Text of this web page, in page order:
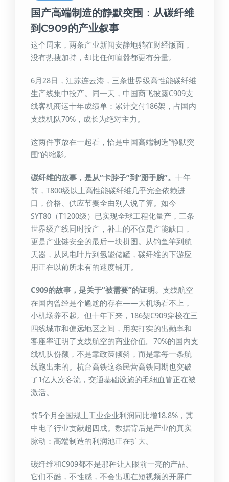
国产高端制造的静默突围：从碳纤维
到C909的产业叙事
这个周末，两条产业新闻安静地躺在财经版面，
没有热搜加持，却比任何喧嚣都更有分量。
6月28日，江苏连云港，三条世界级高性能碳纤维
生产线集中投产。同一天，中国商飞披露C909支
线客机商运十年成绩单：累计交付186架，占国内
支线机队70%，成长为绝对主力。
这两件事放在一起看，恰是中国高端制造”静默突
围”的缩影。
碳纤维的故事，是从”卡脖子”到”掰手腕”。 十年
前，T800级以上高性能碳纤维几乎完全依赖进
口，价格、供应节奏全由别人说了算。如今
SYT80（T1200级）已实现全球工程化量产，三条
世界级产线同时投产，补上的不仅是产能缺口，
更是产业链安全的最后一块拼图。从钓鱼竿到航
天器，从风电叶片到氢能储罐，碳纤维的下游应
用正在以前所未有的速度铺开。
C909的故事，是关于”被需要”的证明。 支线航空
在国内曾经是个尴尬的存在——大机场看不上，
小机场养不起。但十年下来，186架C909穿梭在三
四线城市和偏远地区之间，用实打实的出勤率和
客座率证明了支线航空的商业价值。70%的国内支
线机队份额，不是靠政策倾斜，而是靠每一条航
线跑出来的。杭台高铁这条民营高铁同期也突破
了1亿人次客流，交通基础设施的毛细血管正在被
激活。
前5个月全国规上工业企业利润同比增18.8%，其
中电子行业贡献超四成。数据背后是产业的真实
脉动：高端制造的利润池正在扩大。
碳纤维和C909都不是那种让人眼前一亮的产品。
它们不酷，不性感，不会出现在短视频的开屏广